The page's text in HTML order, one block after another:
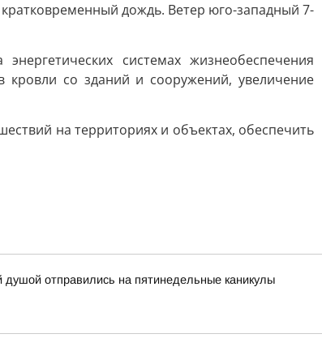
дождь. Ветер юго-западный 7-
системах жизнеобеспечения
кровли со зданий и сооружений, увеличение
на территориях и объектах, обеспечить
отправились на пятинедельные каникулы